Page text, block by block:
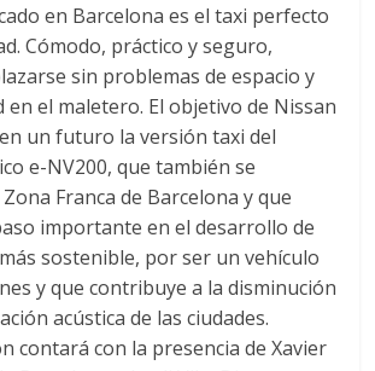
en Barcelona es el taxi perfecto
Cómodo, práctico y seguro,
sin problemas de espacio y
en el maletero. El objetivo de Nissan
un futuro la versión taxi del
e-NV200, que también se
Franca de Barcelona y que
importante en el desarrollo de
sostenible, por ser un vehículo
y que contribuye a la disminución
acústica de las ciudades.
contará con la presencia de Xavier